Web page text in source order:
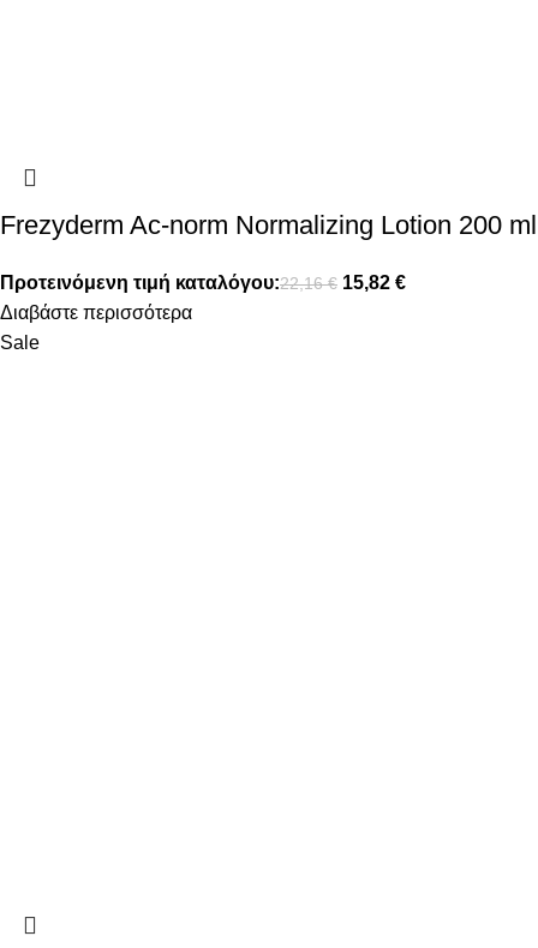
Frezyderm Ac-norm Normalizing Lotion 200 ml
Προτεινόμενη τιμή καταλόγου:22,16€ 15,82 €
Διαβάστε περισσότερα
Sale